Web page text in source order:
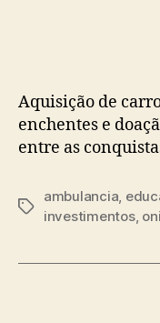
Aquisição de
enchentes e
entre as
Tags
ambulancia,
investimentos,